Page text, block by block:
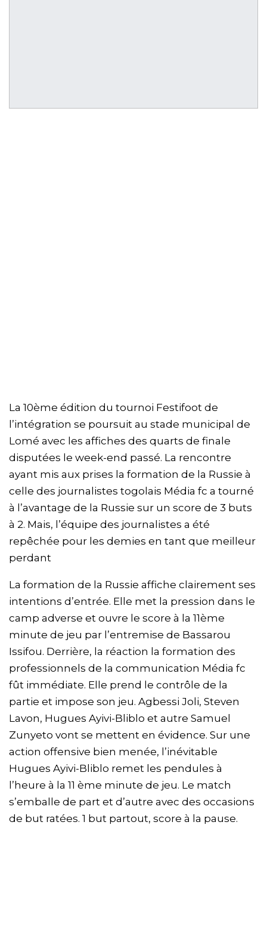
La 10ème édition du tournoi Festifoot de
l’intégration se poursuit au stade municipal de
Lomé avec les affiches des quarts de finale
disputées le week-end passé. La rencontre
ayant mis aux prises la formation de la Russie à
celle des journalistes togolais Média fc a tourné
à l’avantage de la Russie sur un score de 3 buts
à 2. Mais, l’équipe des journalistes a été
repêchée pour les demies en tant que meilleur
perdant
La formation de la Russie affiche clairement ses
intentions d’entrée. Elle met la pression dans le
camp adverse et ouvre le score à la 11ème
minute de jeu par l’entremise de Bassarou
Issifou. Derrière, la réaction la formation des
professionnels de la communication Média fc
fût immédiate. Elle prend le contrôle de la
partie et impose son jeu. Agbessi Joli, Steven
Lavon, Hugues Ayivi-Bliblo et autre Samuel
Zunyeto vont se mettent en évidence. Sur une
action offensive bien menée, l’inévitable
Hugues Ayivi-Bliblo remet les pendules à
l’heure à la 11 ème minute de jeu. Le match
s’emballe de part et d’autre avec des occasions
de but ratées. 1 but partout, score à la pause.